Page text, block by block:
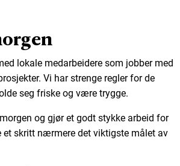
lokale medarbeidere som jobber med
Vi har strenge regler for de
seg friske og være trygge.
og gjør et godt stykke arbeid for
skritt nærmere det viktigste målet av